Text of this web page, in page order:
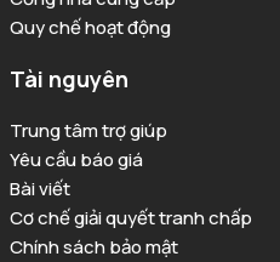
Quy chế hoạt động
Tài nguyên
Trung tâm trợ giúp
Yêu cầu báo giá
Bài viết
Cơ chế giải quyết tranh chấp
Chính sách bảo mật